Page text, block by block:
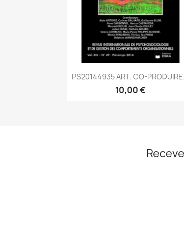
Aperçu rapide
PS20144935 ART. CO-
10,00 €